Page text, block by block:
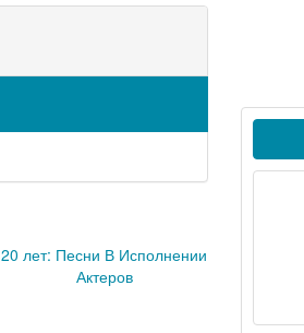
20 лет: Песни В Исполнении
Актеров